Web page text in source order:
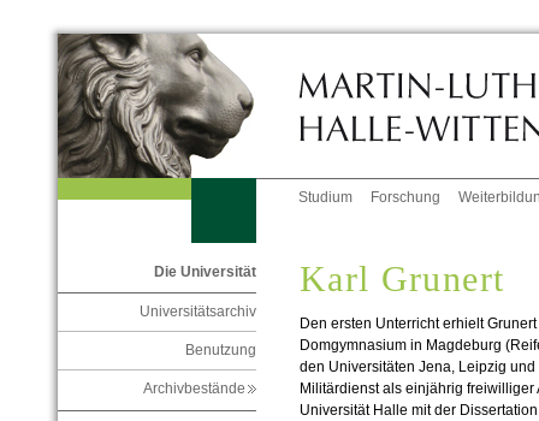
Studium Forschung
Die Universität
Universitätsarchiv
Benutzung
Archivbestände
Karl Grunert
Den ersten Unterricht erhielt
Domgymnasium in Magdeburg
den Universitäten Jena, Leipzig
Militärdienst als einjährig
Universität Halle mit der